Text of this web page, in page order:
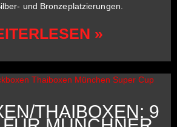
und Bronzeplatzierungen.
»
THAIBOXEN: 9